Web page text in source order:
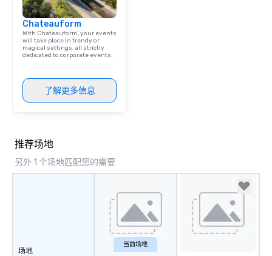
Chateauform
With Chateauform', your events
will take place in trendy or
magical settings, all strictly
dedicated to corporate events.
了解更多信息
推荐场地
另外 1 个场地匹配您的需要
场地
当前场地